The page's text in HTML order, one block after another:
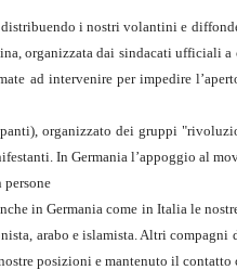
i nostri volantini e
organizzata dai sindacati ufficiali a
ad intervenire per impedire
organizzato dei gruppi
In Germania l’appoggio al
in Germania come in Italia le
arabo e islamista. Altri
posizioni e mantenuto il